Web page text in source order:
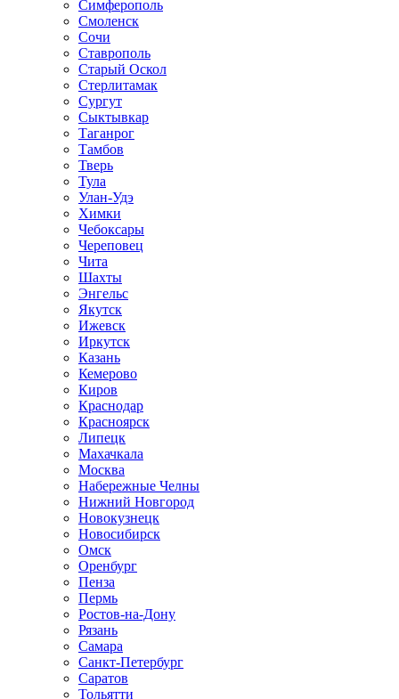
Симферополь
Смоленск
Сочи
Ставрополь
Старый Оскол
Стерлитамак
Сургут
Сыктывкар
Таганрог
Тамбов
Тверь
Тула
Улан-Удэ
Химки
Чебоксары
Череповец
Чита
Шахты
Энгельс
Якутск
Ижевск
Иркутск
Казань
Кемерово
Киров
Краснодар
Красноярск
Липецк
Махачкала
Москва
Набережные Челны
Нижний Новгород
Новокузнецк
Новосибирск
Омск
Оренбург
Пенза
Пермь
Ростов-на-Дону
Рязань
Самара
Санкт-Петербург
Саратов
Тольятти